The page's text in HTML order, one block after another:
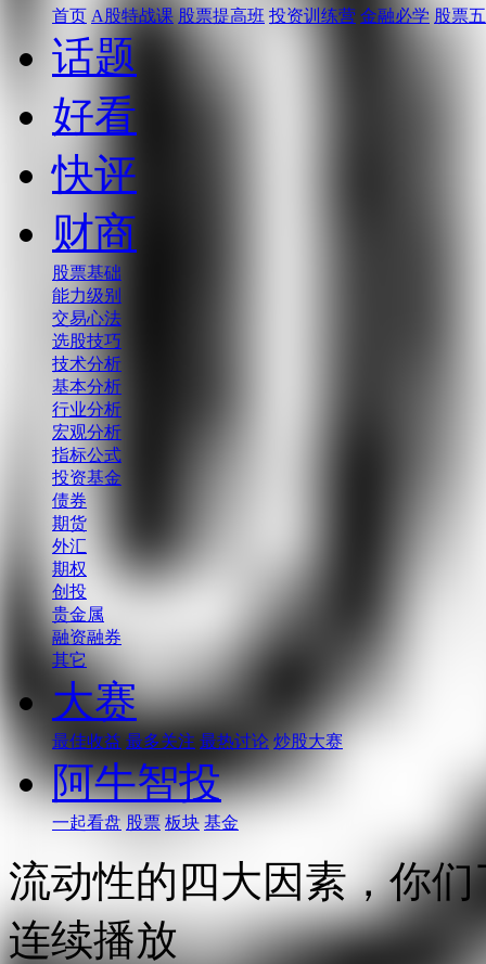
首页 A股特战课 股票提高班 投资训练营 金融必学 股票
话题
好看
快评
财商
股票基础
能力级别
交易心法
选股技巧
技术分析
基本分析
行业分析
宏观分析
指标公式
投资基金
债券
期货
外汇
期权
创投
贵金属
融资融券
其它
大赛
最佳收益 最多关注 最热讨论 炒股大赛
阿牛智投
一起看盘 股票 板块 基金
流动性的四大因素，你们
连续播放